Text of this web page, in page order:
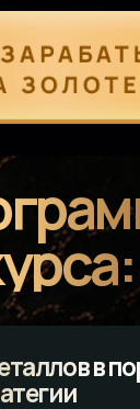
для
металлов,
покупка
ОМС
он подходит